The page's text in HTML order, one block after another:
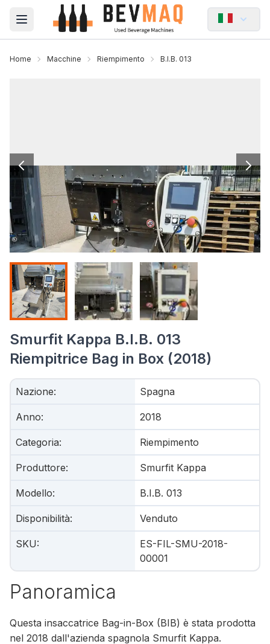
Open main menu
Home Macchine Riempimento B.I.B. 013
Smurfit Kappa B.I.B. 013
Riempitrice Bag in Box (2018)
Nazione: Spagna
Anno: 2018
Categoria: Riempimento
Produttore: Smurfit Kappa
Modello: B.I.B. 013
Disponibilità: Venduto
SKU:
ES-FIL-SMU-2018-
00001
Panoramica
Questa insaccatrice Bag-in-Box (BIB) è stata prodotta
nel 2018 dall'azienda spagnola Smurfit Kappa.